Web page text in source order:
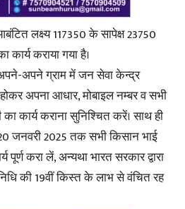
लक्ष्य 117350 के सापेक्ष 23750
कार्य कराया गया है।
अपने ग्राम में जन सेवा केन्द्र
अपना आधार, मोबाइल नम्बर व सभी
कार्य कराना सुनिश्चित करें। साथ ही
जनवरी 2025 तक सभी किसान भाई
पूर्ण करा लें, अन्यथा भारत सरकार द्वारा
की 19वीं किस्त के लाभ से वंचित रह